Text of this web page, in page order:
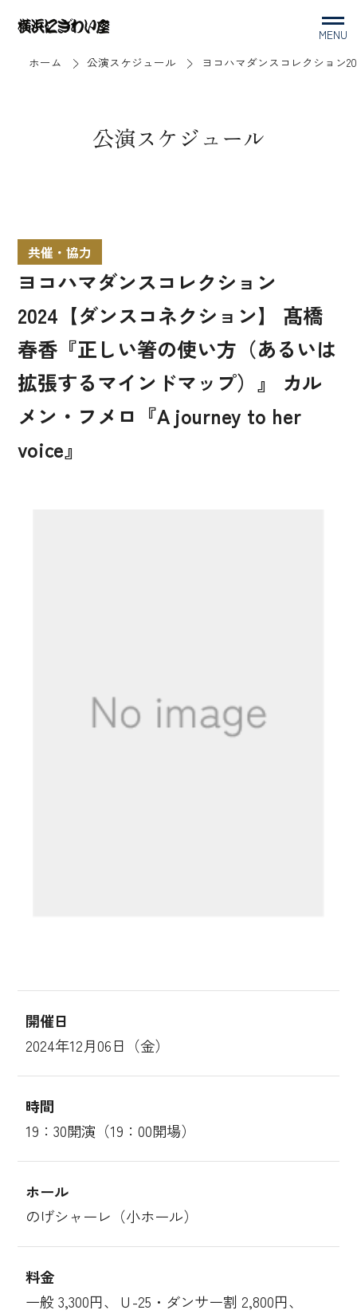
MENU
ホーム
公演スケジュール ヨコハマダンスコレクション
公演スケジュール
共催・協力
ヨコハマダンスコレクション
2024【ダンスコネクション】 髙橋
春香『正しい箸の使い方（あるいは
拡張するマインドマップ）』 カル
メン・フメロ『A journey to her
voice』
開催日
2024年12月06日（金）
時間
19：30開演（19：00開場）
ホール
のげシャーレ（小ホール）
料金
一般 3,300円、Ｕ-25・ダンサー割 2,800円、